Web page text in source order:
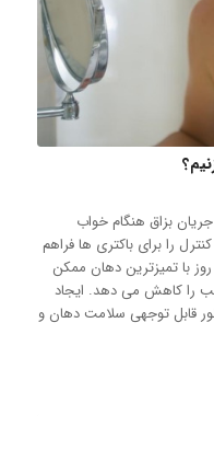
بزاق هنگام خواب
را برای باکتری ها فراهم
با تمیزترین دهان ممکن
را کاهش می دهد. ایجاد
قابل توجهی سلامت دهان و